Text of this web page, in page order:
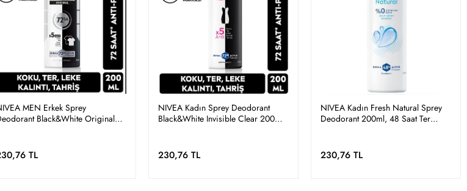
MEN Erkek Sprey
Black&White Original
TL
NIVEA Kadın Sprey Deodorant
Black&White Invisible Clear 200ml,
230,76 TL
NIVEA Kadın Fresh Natural Sprey
Deodorant 200ml, 48 Saat Ter
230,76 TL